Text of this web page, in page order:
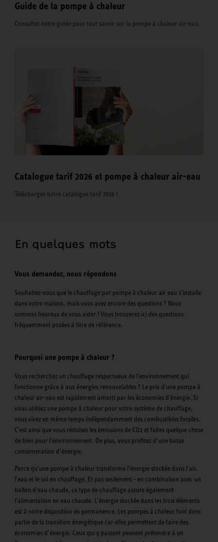
Guide de la pompe à chaleur
Consultez notre guide pour tout savoir sur la pompe à chaleur air-eau.
Catalogue tarif 2026 et pompe à chaleur air-eau
Téléchargez notre catalogue tarif 2026 !
En quelques mots
Vous demandez, nous répondons
Souhaitez-vous que le chauffage par pompe à chaleur air eau s'installe
dans votre maison, mais vous avez encore des questions ? Nous
sommes heureux de vous aider ! Vous trouverez ici des questions
fréquemment posées à titre de référence.
Pourquoi une pompe à chaleur ?
Vous recherchez un chauffage respectueux de l'environnement qui
fonctionne grâce à aux énergies renouvelables ? Le prix d'une pompe à
chaleur air-eau est rapidement amorti par les économies d'énergie. Si
vous utilisez une pompe à chaleur pour votre système de chauffage,
vous vivez en même temps indépendamment des combustibles fossiles.
C'est ainsi que vous réduisez les émissions de CO2 et faites quelque chose
de bien pour l'environnement. De plus, vous profitez d’une basse
consommation d’énergie.
Parce qu'une pompe à chaleur transforme l'énergie stockée dans l'air,
l'eau et le sol en chauffage. Et pas seulement - en combinaison avec un
ballon d'eau chaude, ce type de chauffage assure également
l'alimentation en eau chaude. L'énergie stockée dans les trois éléments
est à notre disposition en permanence. Les pompes à chaleur font donc
partie de la transition énergétique car elles permettent de faire des
économies d’énergie. Ceux qui y passent peuvent prétendre à un